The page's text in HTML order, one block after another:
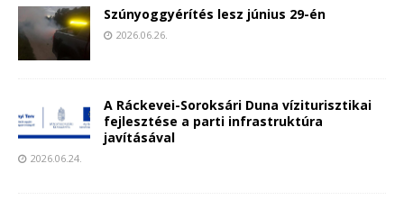
Szúnyoggyérítés lesz június 29-én
2026.06.26.
A Ráckevei-Soroksári Duna víziturisztikai
fejlesztése a parti infrastruktúra
javításával
2026.06.24.